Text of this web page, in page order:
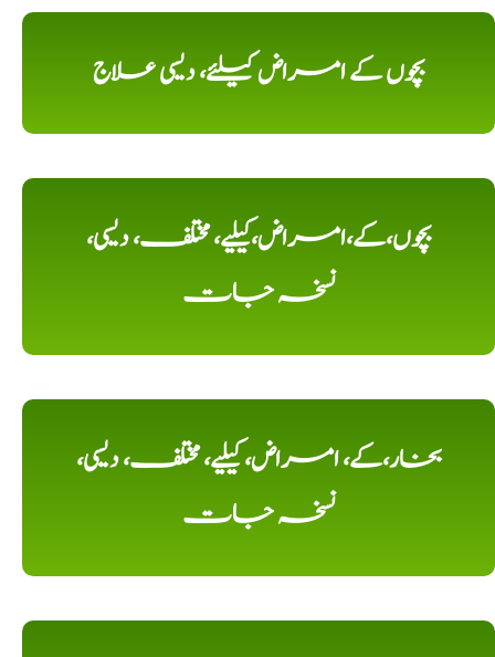
بچوں کے امراض کیلئے، دیسی علاج
بچوں،کے،امراض،کیلیے، مختلف، دیسی،
نسخہ جات
بخار،کے، امراض، کیلیے، مختلف، دیسی،
نسخہ جات